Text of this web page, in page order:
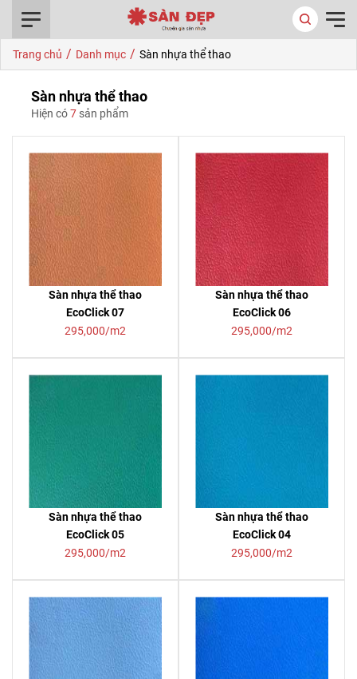
Trang chủ / Danh mục / Sàn nhựa thể thao
Sàn nhựa thể thao
Hiện có7 sản phẩm
Sàn nhựa thể thao
EcoClick 07
295,000/m2
Sàn nhựa thể thao
EcoClick 06
295,000/m2
Sàn nhựa thể thao
EcoClick 05
295,000/m2
Sàn nhựa thể thao
EcoClick 04
295,000/m2